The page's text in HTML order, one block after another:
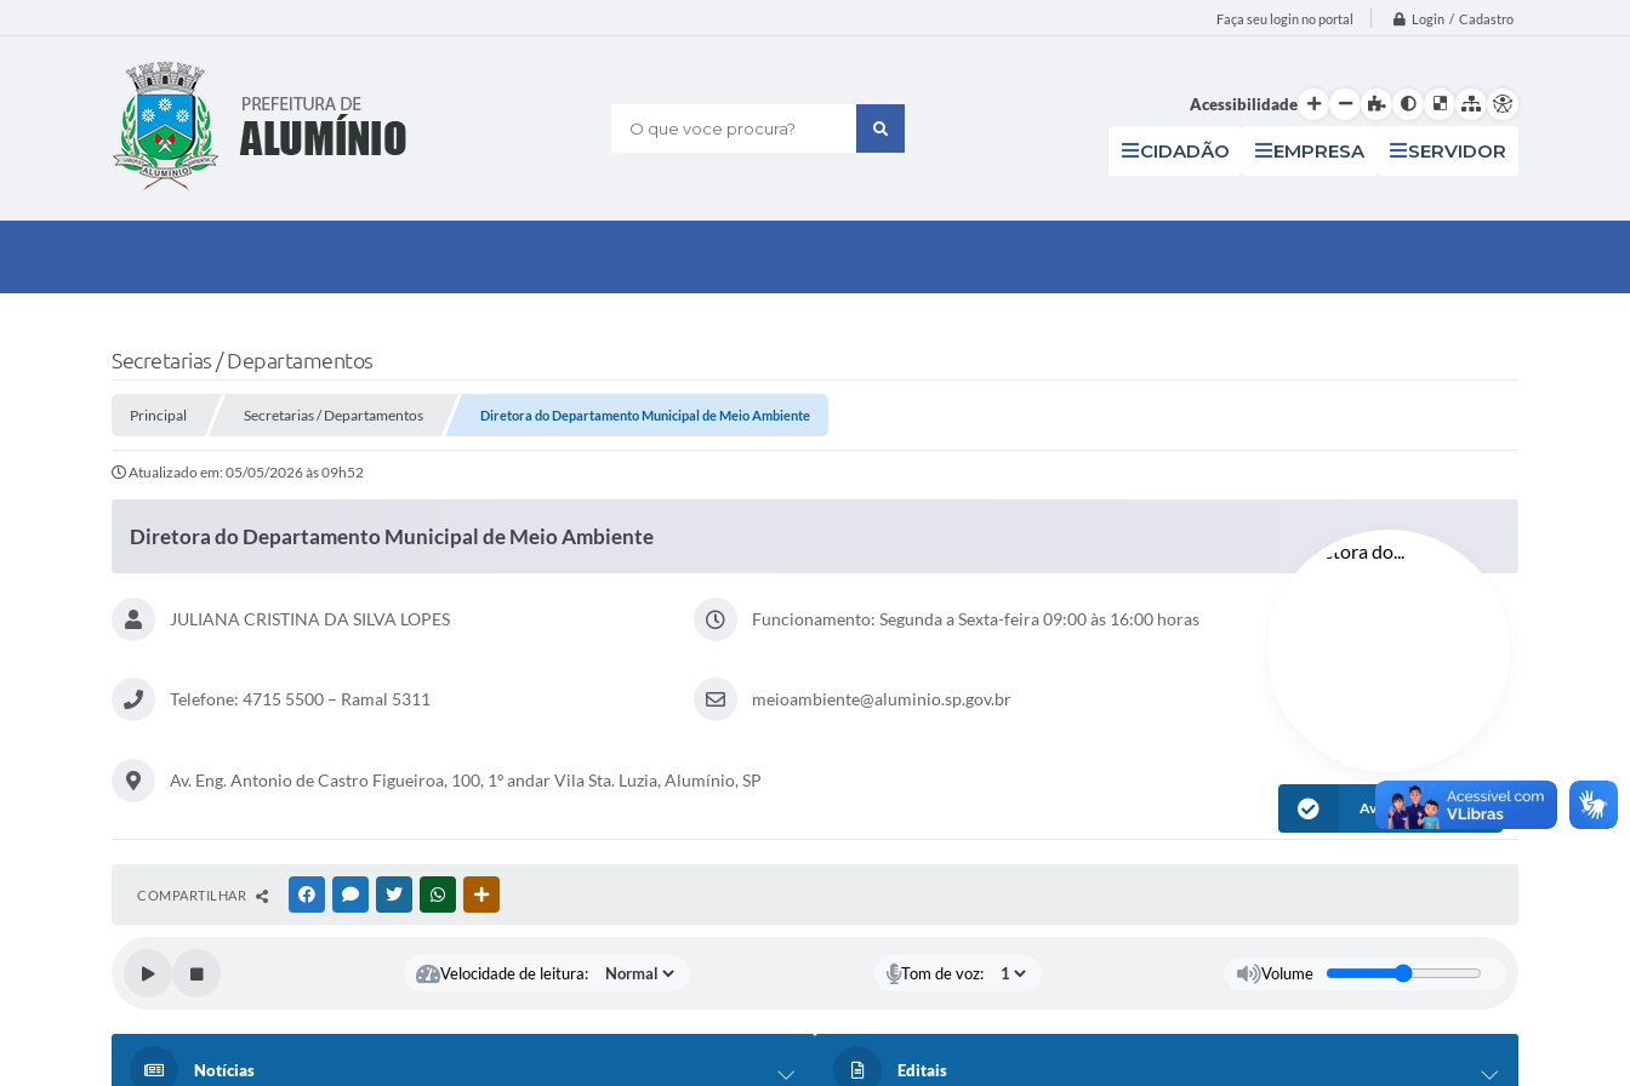
Faça seu login no portal Login / Cadastro
O que voce procura?
Acessibilidade
CIDADÃO EMPRESA SERVIDOR
Secretarias / Departamentos
Principal Secretarias / Departamentos Diretora do Departamento Municipal de Meio Ambiente
Atualizado em: 05/05/2026 às 09h52
Diretora do Departamento Municipal de Meio Ambiente
JULIANA CRISTINA DA SILVA LOPES Funcionamento: Segunda a Sexta-feira 09:00 às 16:00 horas
Telefone: 4715 5500 – Ramal 5311 meioambiente@aluminio.sp.gov.br
Av. Eng. Antonio de Castro Figueiroa, 100, 1º andar Vila Sta. Luzia, Alumínio, SP
Avaliar Informação
COMPARTILHAR FACEBOOKMESSENGER
TWITTERWHATSAPP
Velocidade de leitura: Tom de voz: Volume
Notícias Editais